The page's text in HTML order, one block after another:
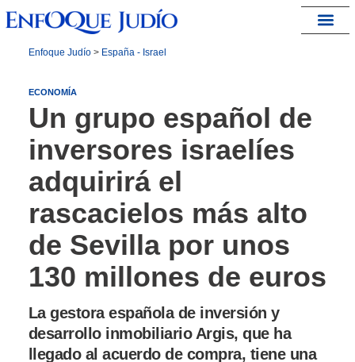
Enfoque Judío> España - Israel
ECONOMÍA
Un grupo español de
inversores israelíes
adquirirá el
rascacielos más alto
de Sevilla por unos
130 millones de euros
La gestora española de inversión y
desarrollo inmobiliario Argis, que ha
llegado al acuerdo de compra, tiene una